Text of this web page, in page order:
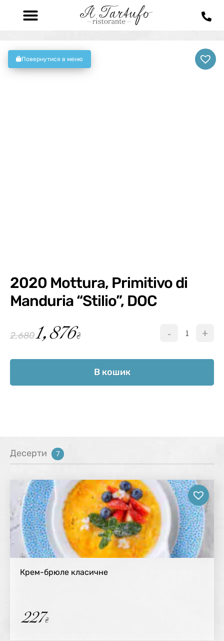
Повернутися в меню
2020 Mottura, Primitivo di
Manduria “Stilio”, DOC
2,6801,876₴ - +
В кошик
Десерти 7
Крем-брюле класичне
227₴